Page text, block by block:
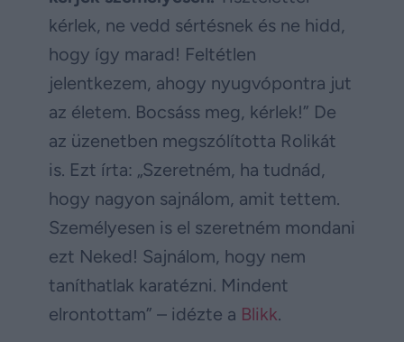
kérlek, ne vedd sértésnek és ne hidd,
hogy így marad! Feltétlen
jelentkezem, ahogy nyugvópontra jut
az életem. Bocsáss meg, kérlek!” De
az üzenetben megszólította Rolikát
is. Ezt írta: „Szeretném, ha tudnád,
hogy nagyon sajnálom, amit tettem.
Személyesen is el szeretném mondani
ezt Neked! Sajnálom, hogy nem
taníthatlak karatézni. Mindent
elrontottam” – idézte a Blikk.